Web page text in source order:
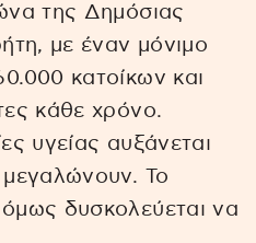
της Δημόσιας
με έναν μόνιμο
κατοίκων και
κάθε χρόνο.
υγείας αυξάνεται
Το
δυσκολεύεται να